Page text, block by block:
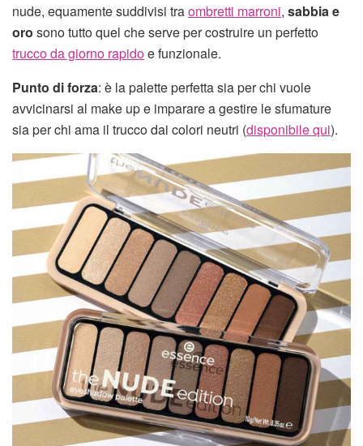
nude, equamente suddivisi traombretti marroni, sabbia e
oro sono tutto quel che serve per costruire un perfetto
trucco da giorno rapidoe funzionale.
Punto di forza: è la palette perfetta sia per chi vuole
avvicinarsi al make up e imparare a gestire le sfumature
sia per chi ama il trucco dai colori neutri (disponibile qui).